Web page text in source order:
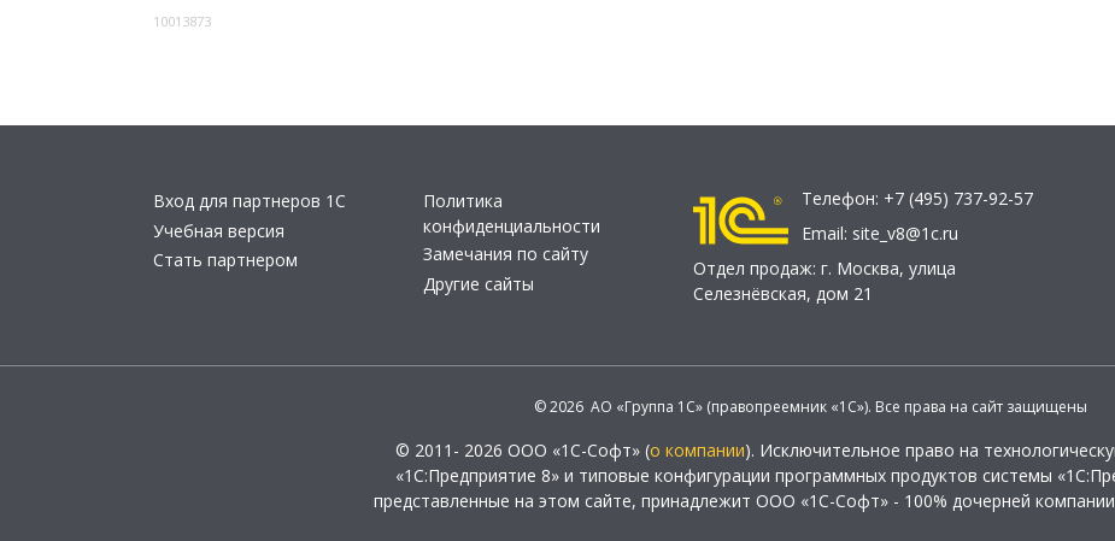
10013873
Вход для партнеров 1С
Учебная версия
Стать партнером
Политика
конфиденциальности
Замечания по сайту
Другие сайты
Телефон: +7 (495) 737-92-57
Email: site_v8@1c.ru
Отдел продаж: г. Москва, улица
Селезнёвская, дом 21
© 2026 АО «Группа 1С» (правопреемник «1С»). Все права на сайт защищены
© 2011- 2026 ООО «1С-Софт» (о компании). Исключительное право на
«1С:Предприятие 8» и типовые конфигурации программных продуктов системы
представленные на этом сайте, принадлежит ООО «1С-Софт» - 100% дочерней